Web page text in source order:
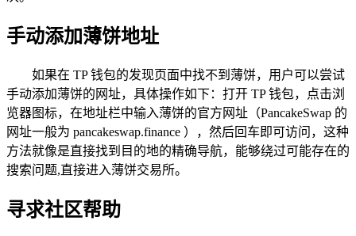
手动添加薄饼地址
如果在 TP 钱包的发现页面中找不到薄饼，用户可以尝试
手动添加薄饼的网址，具体操作如下：打开 TP 钱包，点击浏
览器图标，在地址栏中输入薄饼的官方网址（PancakeSwap 的
网址一般为 pancakeswap.finance ），然后回车即可访问，这种
方法就像是直接找到目的地的精确导航，能够绕过可能存在的
搜索问题,直接进入薄饼交易所。
寻求社区帮助